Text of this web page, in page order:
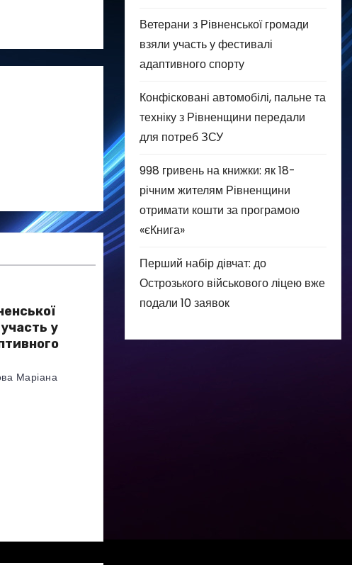
у
Маріана
Ветерани з Рівненської громади
взяли участь у фестивалі
адаптивного спорту
Конфісковані автомобілі, пальне та
техніку з Рівненщини передали
для потреб ЗСУ
998 гривень на книжки: як 18-
річним жителям Рівненщини
отримати кошти за програмою
«єКнига»
Перший набір дівчат: до
Острозького військового ліцею вже
подали 10 заявок